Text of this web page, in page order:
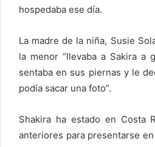
hospedaba ese día.
La madre de la niña, Susie
la menor “llevaba a Sakira a
sentaba en sus piernas y le
podía sacar una foto”.
Shakira ha estado en Costa
anteriores para presentarse